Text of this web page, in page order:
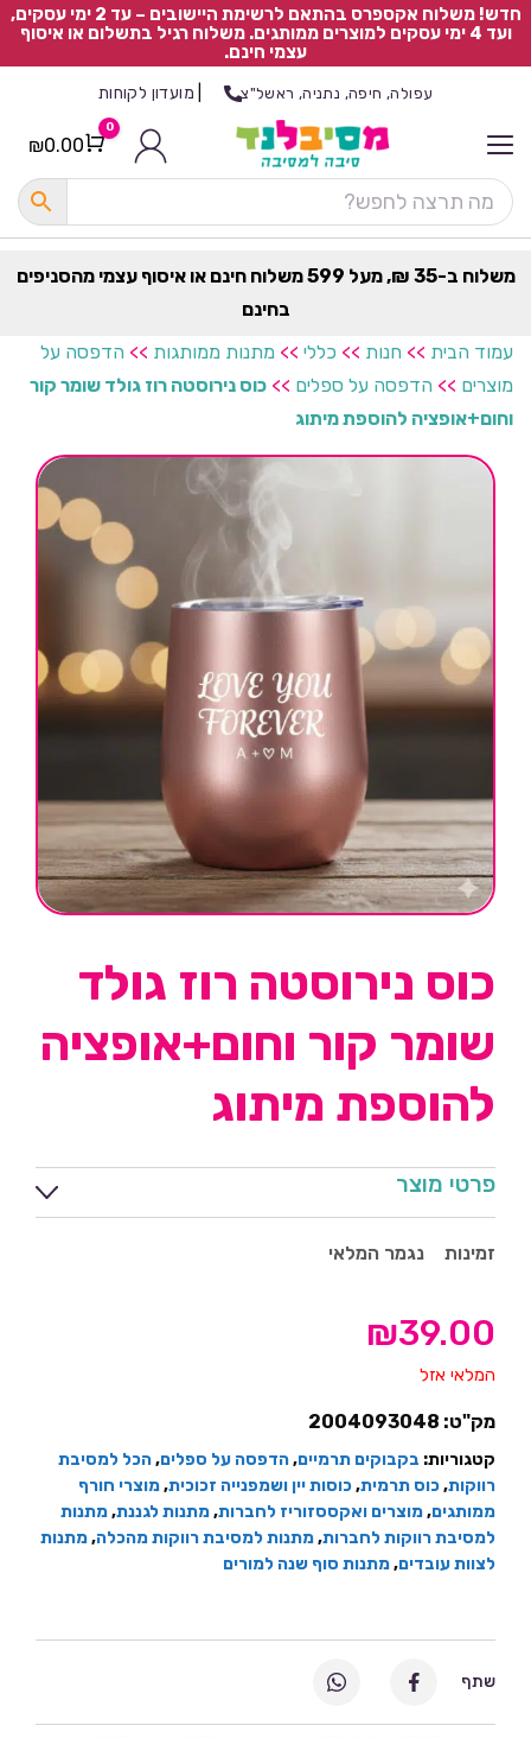
חדש! משלוח אקספרס בהתאם לרשימת היישובים – עד 2 ימי עסקים,
ועד 4 ימי עסקים למוצרים ממותגים. משלוח רגיל בתשלום או איסוף
עצמי חינם.
עפולה, חיפה, נתניה, ראשל"צ מועדון לקוחות
Cart
0
₪0.00
משלוח ב-35 ₪, מעל 599 משלוח חינם או איסוף עצמי מהסניפים
בחינם
עמוד הבית >> חנות >> כללי >> מתנות ממותגות >> הדפסה על
מוצרים >> הדפסה על ספלים >> כוס נירוסטה רוז גולד שומר קור
וחום+אופציה להוספת מיתוג
כוס נירוסטה רוז גולד
שומר קור וחום+אופציה
להוספת מיתוג
פרטי מוצר
זמינות נגמר המלאי
₪39.00
המלאי אזל
מק"ט: 2004093048
קטגוריות: בקבוקים תרמיים,הדפסה על ספלים,הכל למסיבת
רווקות,כוס תרמית,כוסות יין ושמפנייה זכוכית,מוצרי חורף
ממותגים,מוצרים ואקססזוריז לחברות,מתנות לגננת,מתנות
למסיבת רווקות לחברות,מתנות למסיבת רווקות מהכלה,מתנות
לצוות עובדים,מתנות סוף שנה למורים
שתף